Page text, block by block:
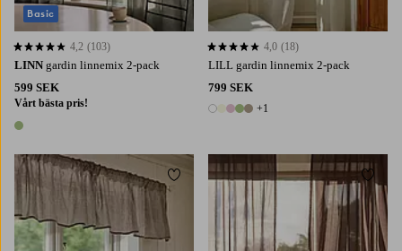
LINN gardin linnemix 2-pack
599 SEK
Vårt bästa pris!
1 färg
4,2 baserat på 103 st betyg
4,2 (103)
Basic
LILL gardin linnemix 2-pack
799 SEK
6 färger
+1
4,0 baserat på 18 st betyg
4,0 (18)
Lägg till i favoriter Lägg
250 300